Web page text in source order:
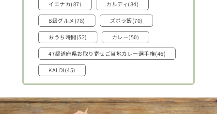
イエナカ(87) カルディ(84)
B級グルメ(78) ズボラ飯(70)
おうち時間(52) カレー(50)
47都道府県お取り寄せご当地カレー選手権(46)
KALDI(45)